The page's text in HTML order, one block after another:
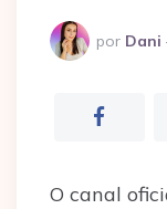
Postado
por
por Dani
O canal